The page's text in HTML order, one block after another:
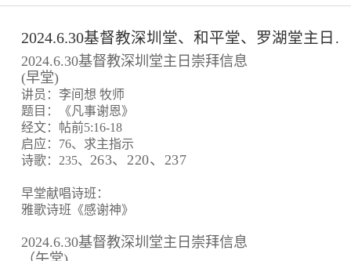
2024.6.30基督教深圳堂、和平堂、罗湖堂主日崇拜信息
2024.6.30基督教深圳堂主日崇拜信息
(早堂)
讲员：李间想 牧师
题目：《凡事谢恩》
经文：帖前5:16-18
启应：76、求主指示
诗歌：235、 263、220、237
早堂献唱诗班：
雅歌诗班《感谢神》
2024.6.30基督教深圳堂主日崇拜信息